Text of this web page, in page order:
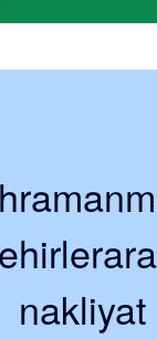
nakliyat